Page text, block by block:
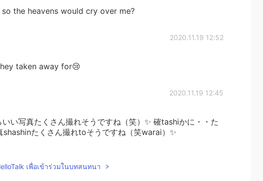
the heavens would cry over me?
2020.11.19 12:52
taken away for😢
2020.11.19 12:45
い写真たくさん撮れそうですね（笑）✨ 確tashiかに・・た
たくさん撮れtoそうですね（笑warai）✨
เพื่อเข้าร่วมในบทสนทนา